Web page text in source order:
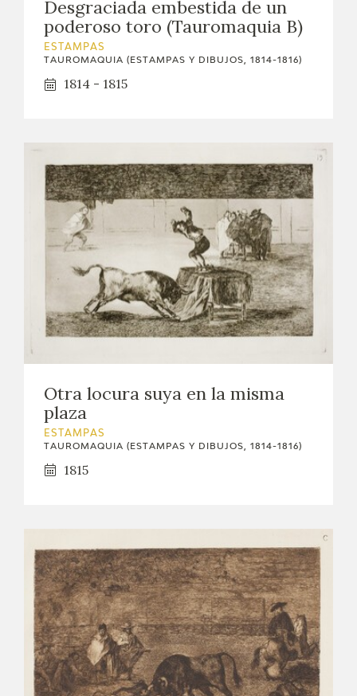
Desgraciada embestida de un
poderoso toro (Tauromaquia B)
ESTAMPAS
TAUROMAQUIA (ESTAMPAS Y DIBUJOS, 1814-1816)
1814 - 1815
Otra locura suya en la misma
plaza
ESTAMPAS
TAUROMAQUIA (ESTAMPAS Y DIBUJOS, 1814-1816)
1815